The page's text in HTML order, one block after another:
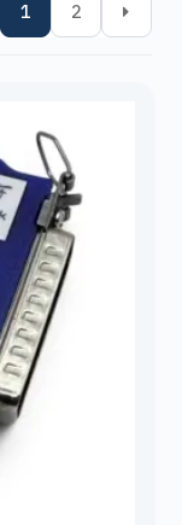
1 2